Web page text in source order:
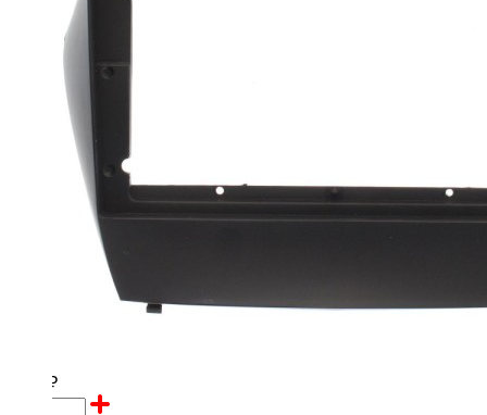
2000 ₽